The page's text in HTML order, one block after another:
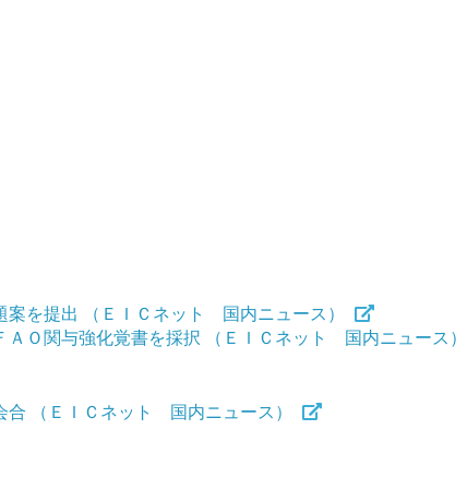
案を提出 （ＥＩＣネット 国内ニュース）
ＡＯ関与強化覚書を採択 （ＥＩＣネット 国内ニュース
（ＥＩＣネット 国内ニュース）